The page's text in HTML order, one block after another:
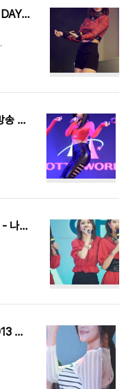
[CAM] 140107 올림픽홀 KERKER DAY 축하공연 - 나인뮤지스 by 다카코마츠
[CAM] 131214 롯데월드 CBS 공개방송 - 나인뮤지스(세라) by PIERCE
[CAM] 131129 한이음 엑스포 2013 - 나인뮤지스 by o첫눈에o
[CAM] 131117 지스타(G-STAR) 2013 - 나인뮤지스(세라) by PIERCE